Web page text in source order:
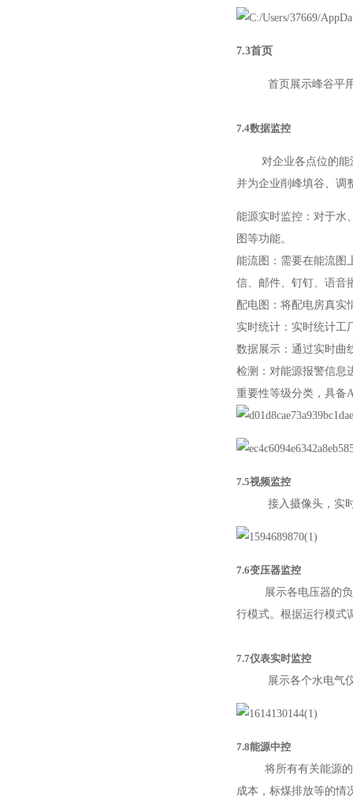
7.3首页
首页展示峰谷平
7.4数据监控
对企业各点位的能源
并为企业削峰填谷、调
能源实时监控：对于水
图等功能。
能流图：需要在能流图
信、邮件、钉钉、语音
配电图：将配电房真实
实时统计：实时统计工
数据展示：通过实时曲
检测：对能源报警信息
重要性等级分类，具备
7.5视频监控
接入摄像头，实
7.6变压器监控
展示各电压器的负载
行模式。根据运行模式
7.7仪表实时监控
展示各个水电气
7.8能源中控
将所有有关能源的能
成本，标煤排放等的情